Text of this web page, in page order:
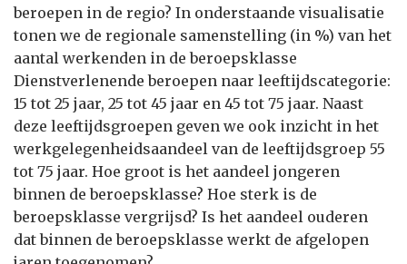
beroepen in de regio? In onderstaande visualisatie
tonen we de regionale samenstelling (in %) van het
aantal werkenden in de beroepsklasse
Dienstverlenende beroepen naar leeftijdscategorie:
15 tot 25 jaar, 25 tot 45 jaar en 45 tot 75 jaar. Naast
deze leeftijdsgroepen geven we ook inzicht in het
werkgelegenheidsaandeel van de leeftijdsgroep 55
tot 75 jaar. Hoe groot is het aandeel jongeren
binnen de beroepsklasse? Hoe sterk is de
beroepsklasse vergrijsd? Is het aandeel ouderen
dat binnen de beroepsklasse werkt de afgelopen